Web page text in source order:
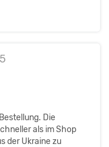
Die
als im Shop
der Ukraine zu